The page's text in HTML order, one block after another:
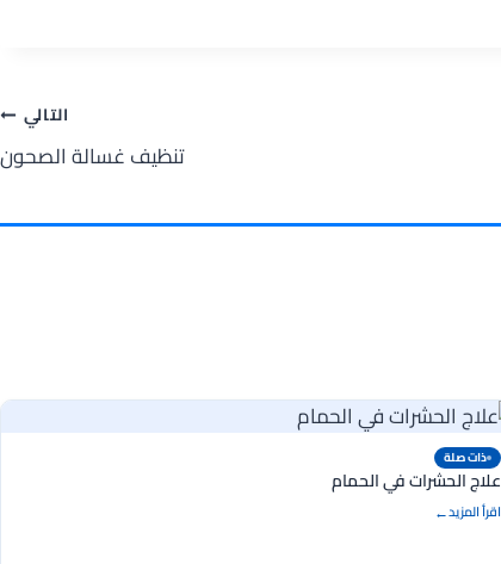
التالي
تنظيف غسالة الصحون
ذات صلة
علاج الحشرات في الحمام
اقرأ المزيد